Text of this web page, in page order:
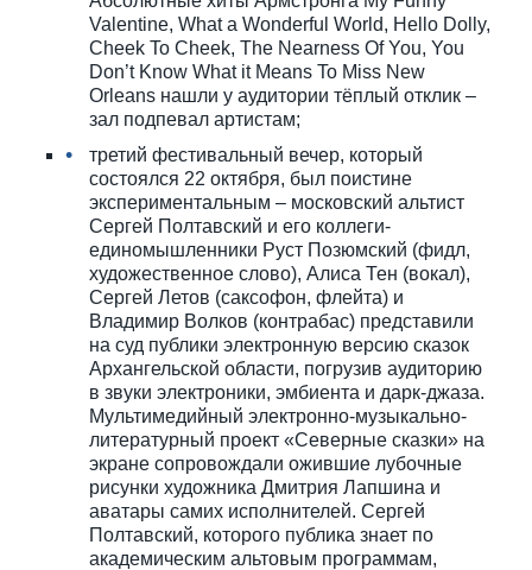
Valentine, What a Wonderful World, Hello Dolly,
Cheek To Cheek, The Nearness Of You, You
Don’t Know What it Means To Miss New
Orleans нашли у аудитории тёплый отклик –
зал подпевал артистам;
третий фестивальный вечер, который
состоялся 22 октября, был поистине
экспериментальным – московский альтист
Сергей Полтавский и его коллеги-
единомышленники Руст Позюмский (фидл,
художественное слово), Алиса Тен (вокал),
Сергей Летов (саксофон, флейта) и
Владимир Волков (контрабас) представили
на суд публики электронную версию сказок
Архангельской области, погрузив аудиторию
в звуки электроники, эмбиента и дарк-джаза.
Мультимедийный электронно-музыкально-
литературный проект «Северные сказки» на
экране сопровождали ожившие лубочные
рисунки художника Дмитрия Лапшина и
аватары самих исполнителей. Сергей
Полтавский, которого публика знает по
академическим альтовым программам,